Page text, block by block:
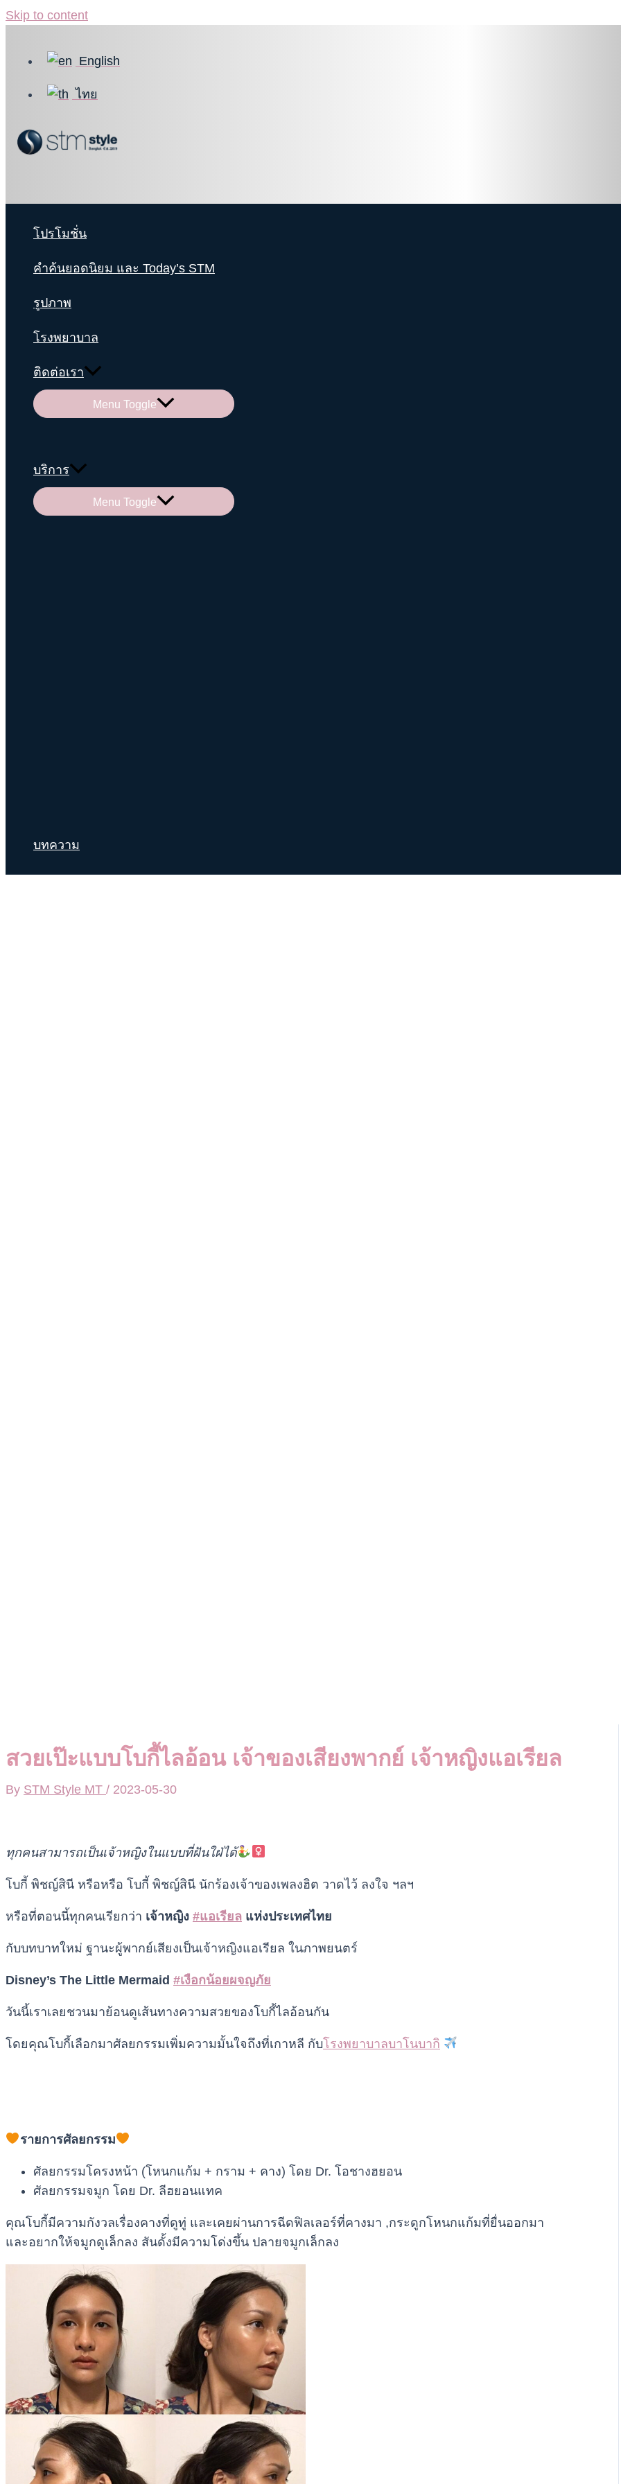
Skip to content
English
ไทย
โปรโมชั่น
คำค้นยอดนิยม และ Today’s STM
รูปภาพ
โรงพยาบาล
ติดต่อเรา
Menu Toggle
บริการ
Menu Toggle
บทความ
สวยเป๊ะแบบโบกี้ไลอ้อน เจ้าของเสียงพากย์ เจ้าหญิงแอเรียล
By STM Style MT / 2023-05-30
ทุกคนสามารถเป็นเจ้าหญิงในแบบที่ฝันใฝ่ได้
โบกี้ พิชญ์สินี หรือหรือ โบกี้ พิชญ์สินี นักร้องเจ้าของเพลงฮิต วาดไว้ ลงใจ ฯลฯ
หรือที่ตอนนี้ทุกคนเรียกว่า เจ้าหญิง #แอเรียล แห่งประเทศไทย
กับบทบาทใหม่ ฐานะผู้พากย์เสียงเป็นเจ้าหญิงแอเรียล ในภาพยนตร์
Disney’s The Little Mermaid #เงือกน้อยผจญภัย
วันนี้เราเลยชวนมาย้อนดูเส้นทางความสวยของโบกี้ไลอ้อนกัน
โดยคุณโบกี้เลือกมาศัลยกรรมเพิ่มความมั้นใจถึงที่เกาหลี กับโรงพยาบาลบาโนบากิ
รายการศัลยกรรม
ศัลยกรรมโครงหน้า (โหนกแก้ม + กราม + คาง) โดย Dr. โอชางฮยอน
ศัลยกรรมจมูก โดย Dr. ลีฮยอนแทค
คุณโบกี้มีความกังวลเรื่องคางที่ดูทู่ และเคยผ่านการฉีดฟิลเลอร์ที่คางมา ,กระดูกโหนกแก้มที่ยื่นออกมา
และอยากให้จมูกดูเล็กลง สันดั้งมีความโด่งขึ้น ปลายจมูกเล็กลง